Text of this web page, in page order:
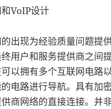
VoIP设计
出现为经验质量问题提
用户和服务提供商之间
以拥有多个互联网电路
电路进行导航。具有加
商网络的直接连接。并